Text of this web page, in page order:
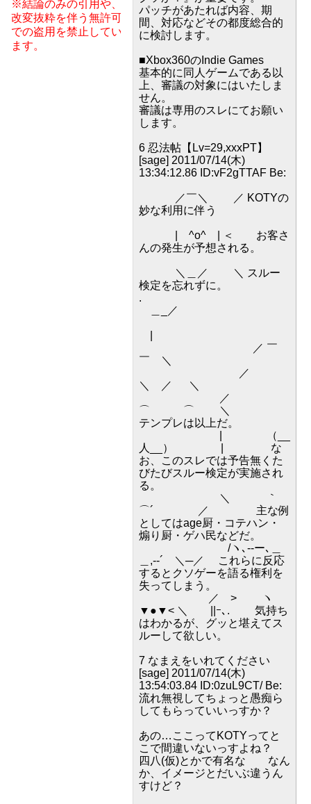
※結論のみの引用や、
改変抜粋を伴う無許可
での盗用を禁止してい
ます。
パッチがあたれば内容、期
間、対応などその都度総合的
に検討します。
■Xbox360のIndie Games
基本的に同人ゲームである以
上、審議の対象にはいたしま
せん。
審議は専用のスレにてお願い
します。
6 忍法帖【Lv=29,xxxPT】
[sage] 2011/07/14(木)
13:34:12.86 ID:vF2gTTAF Be:
／￣＼ ／ KOTYの
妙な利用に伴う
| ^o^ | ＜ お客さ
んの発生が予想される。
＼＿／ ＼ スルー
検定を忘れずに。
.
＿_／
／ ￣
￣ ＼
／
＼ ／ ＼
／
⌒ ⌒ ＼
テンプレは以上だ。
| （__
人__） | な
お、このスレでは予告無くた
びたびスルー検定が実施され
る。
＼ ｀
⌒´ ／ 主な例
としてはage厨・コテハン・
煽り厨・ゲハ民などだ。
/ヽ､--ー､＿
＿,-‐´ ＼─／ これらに反応
するとクソゲーを語る権利を
失ってしまう。
／ > ヽ
▼●▼< ＼ ||ｰ､. 気持ち
はわかるが、グッと堪えてス
ルーして欲しい。
7 なまえをいれてください
[sage] 2011/07/14(木)
13:54:03.84 ID:0zuL9CT/ Be:
流れ無視してちょっと愚痴ら
してもらっていいっすか？
あの…ここってKOTYってと
こで間違いないっすよね？
四八(仮)とかで有名な なん
か、イメージとだいぶ違うん
すけど？